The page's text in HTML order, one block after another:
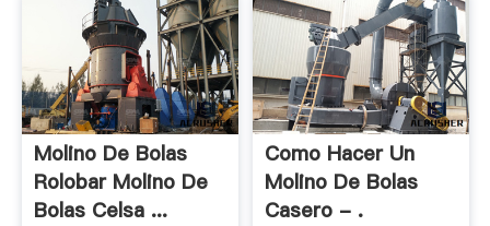
Molino De Bolas
Rolobar Molino De
Bolas Celsa ...
Como Hacer Un
Molino De Bolas
Casero - .